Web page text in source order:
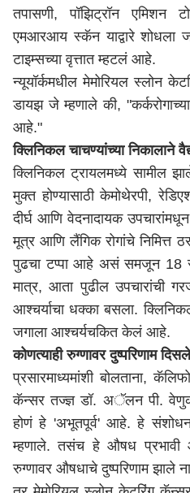
तपासणी, पॉझिट्रॉन एमिशन
एमआरआय स्कॅन याद्वारे शोधला
टाइम्सच्या वृत्तात म्हटलं आहे.
न्यूयॉर्कमधील मेमोरियल स्लोन
डायझ जे म्हणाले की,
आहे."
क्लिनिकल चाचण्यांच्या निकालाने
क्लिनिकल ट्रायलमध्ये सामील
मुक्त होण्यासाठी केमोथेरपी,
दीर्घ आणि वेदनादायक
मूत्र आणि लैंगिक रोगांचे निमित्त
पुढचा टप्पा आहे असं समजून 18
मात्र, आता पुढील उपचारांची
आश्चर्याचा धक्का बसला.
जगाला आश्चर्यचकित केलं आहे.
कोणत्याही रुग्णावर दुष्परिणाम
प्रसारमाध्यमांशी बोलताना,
कॅन्सर तज्ज्ञ डॉ. अॅलन पी. वेणुक
होणं हे 'अभूतपूर्व' आहे. हे
म्हणाले. तसंच हे औषध प्रभावी
रुग्णावर औषधाचे दुष्परिणाम झाले